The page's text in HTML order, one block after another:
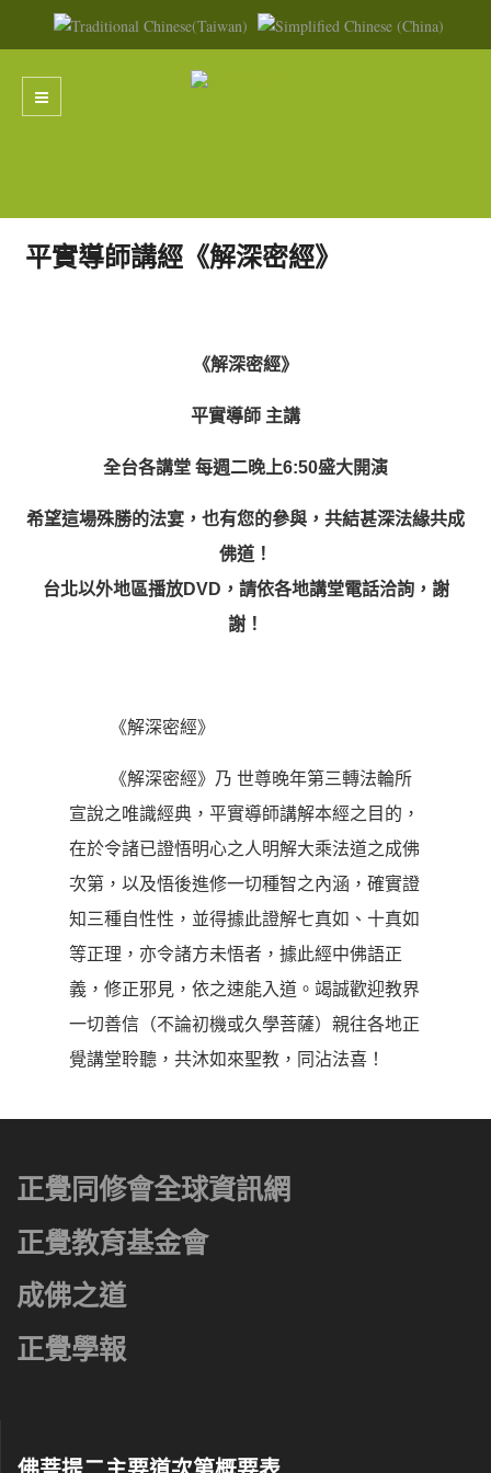
平實導師講經《解深密經》
《解深密經》
平實導師 主講
全台各講堂 每週二晚上6:50盛大開演
希望這場殊勝的法宴，也有您的參與，共結甚深法緣共成
佛道！
台北以外地區播放DVD，請依各地講堂電話洽詢，謝
謝！
《解深密經》
《解深密經》乃 世尊晚年第三轉法輪所
宣說之唯識經典，平實導師講解本經之目的，
在於令諸已證悟明心之人明解大乘法道之成佛
次第，以及悟後進修一切種智之內涵，確實證
知三種自性性，並得據此證解七真如、十真如
等正理，亦令諸方未悟者，據此經中佛語正
義，修正邪見，依之速能入道。竭誠歡迎教界
一切善信（不論初機或久學菩薩）親往各地正
覺講堂聆聽，共沐如來聖教，同沾法喜！
正覺同修會全球資訊網
正覺教育基金會
成佛之道
正覺學報